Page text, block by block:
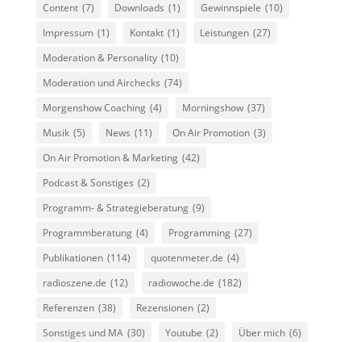
Content (7) Downloads (1) Gewinnspiele (10)
Impressum (1) Kontakt (1) Leistungen (27)
Moderation & Personality (10)
Moderation und Airchecks (74)
Morgenshow Coaching (4) Morningshow (37)
Musik (5) News (11) On Air Promotion (3)
On Air Promotion & Marketing (42)
Podcast & Sonstiges (2)
Programm- & Strategieberatung (9)
Programmberatung (4) Programming (27)
Publikationen (114) quotenmeter.de (4)
radioszene.de (12) radiowoche.de (182)
Referenzen (38) Rezensionen (2)
Sonstiges und MA (30) Youtube (2) Über mich (6)